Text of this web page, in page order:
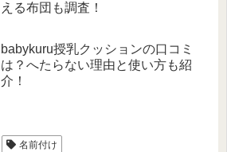
える布団も調査！
babykuru授乳クッションの口コミ
は？へたらない理由と使い方も紹
介！
名前付け